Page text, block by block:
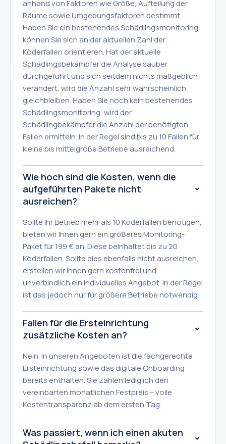
anhand von Faktoren wie Größe, Aufteilung der
Räume sowie Umgebungsfaktoren bestimmt.
Haben Sie ein bestehendes Schädlingsmonitoring,
können Sie sich an der aktuellen Zahl der
Köderfallen orientieren. Hat der aktuelle
Schädlingsbekämpfer die Analyse sauber
durchgeführt und sich seitdem nichts maßgeblich
verändert, wird die Anzahl sehr wahrscheinlich
gleichbleiben. Haben Sie noch kein bestehendes
Schädlingsmonitoring, wird der
Schädlingbekämpfer die Anzahl der benötigten
Fallen ermitteln. In der Regel sind bis zu 10 Fallen für
kleine bis mittelgroße Betriebe ausreichend.
Wie hoch sind die Kosten, wenn die
aufgeführten Pakete nicht
ausreichen?
Sollte Ihr Betrieb mehr als 10 Köderfallen benötigen,
bieten wir Ihnen gern ein größeres Monitoring-
Paket für 199 € an. Diese beinhaltet bis zu 20
Köderfallen. Sollte dies ebenfalls nicht ausreichen,
erstellen wir Ihnen gern kostenfrei und
unverbindlich ein individuelles Angebot. In der Regel
ist das jedoch nur für größere Betriebe notwendig.
Fallen für die Ersteinrichtung
zusätzliche Kosten an?
Nein. In unseren Angeboten ist die fachgerechte
Ersteinrichtung sowie das digitale Onboarding
bereits enthalten. Sie zahlen lediglich den
vereinbarten monatlichen Festpreis – volle
Kostentransparenz ab dem ersten Tag.
Was passiert, wenn ich einen akuten